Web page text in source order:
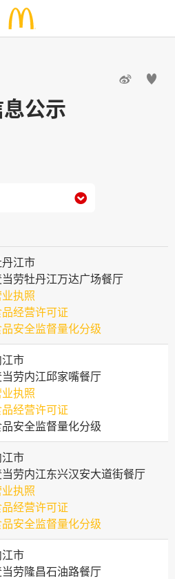
 
公示

江市
劳牡丹江万达广场餐厅
业执照
经营许可证
安全监督量化分级
江市
劳内江邱家嘴餐厅
业执照
经营许可证
安全监督量化分级
江市
劳内江东兴汉安大道街餐厅
业执照
经营许可证
安全监督量化分级
江市
劳隆昌石油路餐厅